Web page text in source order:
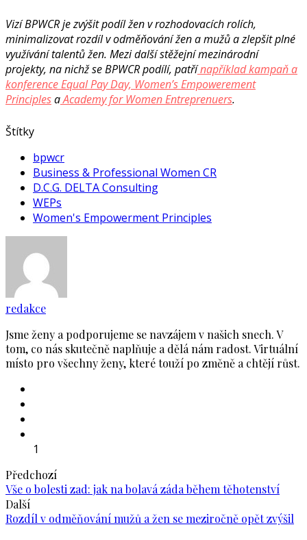
Vizí BPWCR je zvýšit podíl žen v rozhodovacích rolích,
minimalizovat rozdíl v odměňování žen a mužů a zlepšit plné
využívání talentů žen. Mezi další stěžejní mezinárodní
projekty, na nichž se BPWCR podílí, patřínapříklad kampaň a
konference Equal Pay Day, Women’s Empowerement
PrinciplesaAcademy for Women Entreprenuers.
Štítky
bpwcr
Business & Professional Women CR
D.C.G. DELTA Consulting
WEPs
Women's Empowerment Principles
redakce
Jsme ženy a podporujeme se navzájem v našich snech. V
tom, co nás skutečně naplňuje a dělá nám radost. Virtuální
místo pro všechny ženy, které touží po změně a chtějí růst.
1
Předchozí
Vše o bolesti zad: jak na bolavá záda během těhotenství
Další
Rozdíl v odměňování mužů a žen se meziročně opět zvýšil